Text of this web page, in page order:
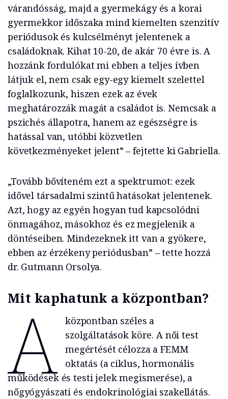
várandósság, majd a gyermekágy és a korai
gyermekkor időszaka mind kiemelten szenzitív
periódusok és kulcsélményt jelentenek a
családoknak. Kihat 10-20, de akár 70 évre is. A
hozzánk fordulókat mi ebben a teljes ívben
látjuk el, nem csak egy-egy kiemelt szelettel
foglalkozunk, hiszen ezek az évek
meghatározzák magát a családot is. Nemcsak a
pszichés állapotra, hanem az egészségre is
hatással van, utóbbi közvetlen
következményeket jelent” – fejtette ki Gabriella.
„Tovább bővíteném ezt a spektrumot: ezek
idővel társadalmi szintű hatásokat jelentenek.
Azt, hogy az egyén hogyan tud kapcsolódni
önmagához, másokhoz és ez megjelenik a
döntéseiben. Mindezeknek itt van a gyökere,
ebben az érzékeny periódusban” – tette hozzá
dr. Gutmann Orsolya.
Mit kaphatunk a központban?
A
központban széles a
szolgáltatások köre. A női test
megértését célozza a FEMM
oktatás (a ciklus, hormonális
működések és testi jelek megismerése), a
nőgyógyászati és endokrinológiai szakellátás.